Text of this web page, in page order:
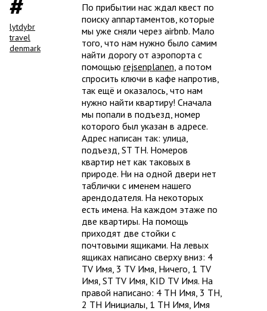
lytdybr
travel
denmark
По прибытии нас ждал квест по
поиску аппартаментов, которые
мы уже сняли через airbnb. Мало
того, что нам нужно было самим
найти дорогу от аэропорта с
помощью rejsenplanen , а потом
спросить ключи в кафе напротив,
так ещё и оказалось, что нам
нужно найти квартиру! Сначала
мы попали в подъезд, номер
которого был указан в адресе.
Адрес написан так: улица,
подъезд, ST TH. Номеров
квартир нет как таковых в
природе. Ни на одной двери нет
таблички с именем нашего
арендодателя. На некоторых
есть имена. На каждом этаже по
две квартиры. На помощь
приходят две стойки с
почтовыми ящиками. На левых
ящиках написано сверху вниз: 4
TV Имя, 3 TV Имя, Ничего, 1 TV
Имя, ST TV Имя, KID TV Имя. На
правой написано: 4 TH Имя, 3 TH,
2 TH Инициалы, 1 TH Имя, Имя